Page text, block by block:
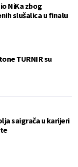
NiKa zbog
slušalica u finalu
TURNIR su
saigrača u karijeri